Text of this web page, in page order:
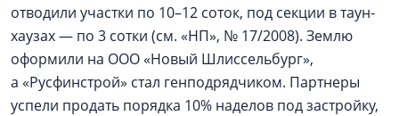
отводили участки по 10–12 соток, под секции в таун-
хаузах — по 3 сотки (см. «НП», № 17/2008). Землю
оформили на ООО «Новый Шлиссельбург»,
а «Русфинстрой» стал генподрядчиком. Партнеры
успели продать порядка 10% наделов под застройку,